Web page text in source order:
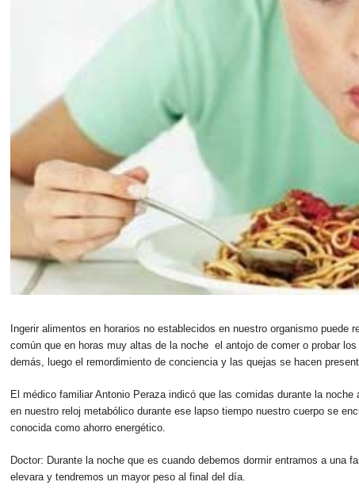
Ingerir alimentos en horarios no establecidos en nuestro organismo
común que en horas muy altas de la noche el antojo de comer o probar
demás, luego el remordimiento de conciencia y las quejas se hacen
El médico familiar Antonio Peraza indicó que las comidas durante la
en nuestro reloj metabólico durante ese lapso tiempo nuestro cuerpo se
conocida como ahorro energético.
Doctor: Durante la noche que es cuando debemos dormir entramos a una
elevara y tendremos un mayor peso al final del día.